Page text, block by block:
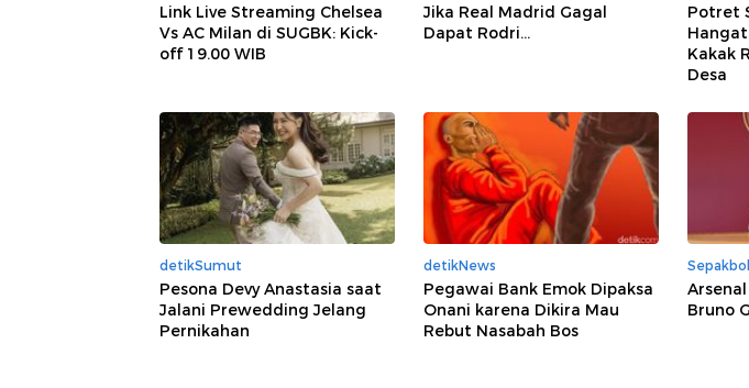
Link Live Streaming Chelsea
Vs AC Milan di SUGBK: Kick-
off 19.00 WIB
Jika Real Madrid Gagal
Dapat Rodri...
Potret
Kakak
Desa
detikSumut
Pesona Devy Anastasia saat
Jalani Prewedding Jelang
Pernikahan
detikNews
Pegawai Bank Emok Dipaksa
Onani karena Dikira Mau
Rebut Nasabah Bos
Bruno